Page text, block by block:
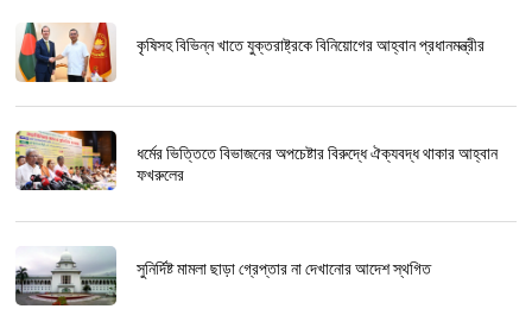
কৃষিসহ বিভিন্ন খাতে যুক্তরাষ্ট্রকে বিনিয়োগের আহ্বান প্রধানমন্ত্রীর
ধর্মের ভিত্তিতে বিভাজনের অপচেষ্টার বিরুদ্ধে ঐক্যবদ্ধ থাকার আহ্বান
ফখরুলের
সুনির্দিষ্ট মামলা ছাড়া গ্রেপ্তার না দেখানোর আদেশ স্থগিত